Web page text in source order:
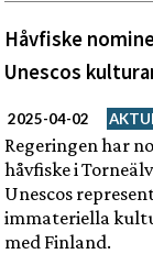
Håvfiske
Unescos
2025-04-02
Regeringen har
håvfiske i
Unescos
immateriella
med Finland.